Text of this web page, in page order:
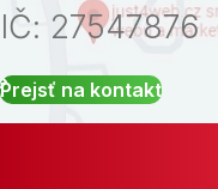
IČ: 27547876
Prejsť na kontakt